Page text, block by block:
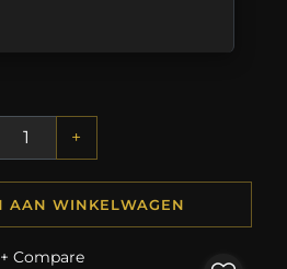
+
AAN WINKELWAGEN
+ Compare